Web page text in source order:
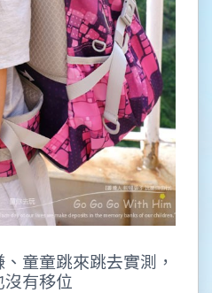
童童跳來跳去實測，
沒有移位